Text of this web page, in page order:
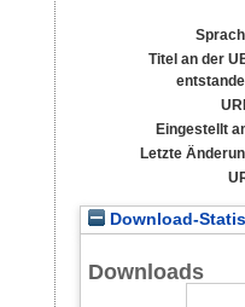
Titel an der
Eingestellt
Letzte
Download-
Downloads